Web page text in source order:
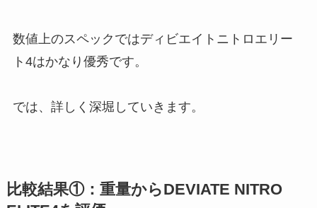
数値上のスペックではディビエイトニトロエリー
ト4はかなり優秀です。
では、詳しく深堀していきます。
比較結果①：重量からDEVIATE NITRO